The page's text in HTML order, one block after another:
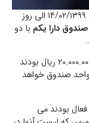
متقاضیان می توانستند در تاریخ روز یکشنبه مورخ ۱۴/۰۲/۱۳۹۹ الی روز
دارا یکم با دو
متقاضیان مجاز به خرید حداکثر 200 واحد برابر با 20.000.000 ریال بودند
صندوق خواهد
بودند می